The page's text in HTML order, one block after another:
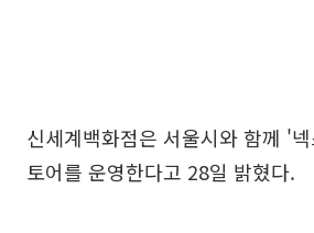
신세계백화점은 서울시와 함께 '
토어를 운영한다고 28일 밝혔다.